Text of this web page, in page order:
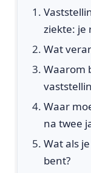
ziekte: je
Wat
Waarom
Waar
na twee
Wat als
bent?